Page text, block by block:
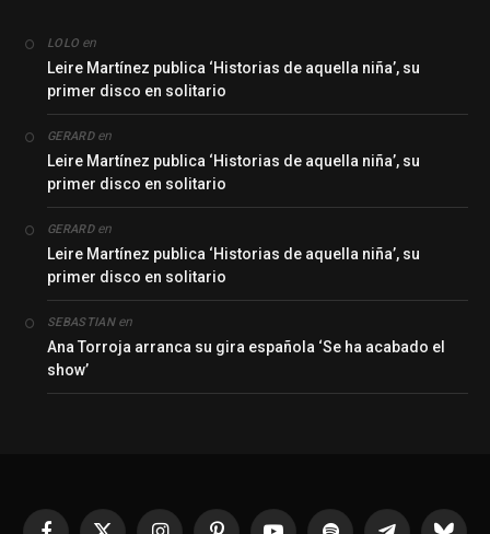
LOLO en
Leire Martínez publica ‘Historias de aquella niña’, su
primer disco en solitario
GERARDen
Leire Martínez publica ‘Historias de aquella niña’, su
primer disco en solitario
GERARDen
Leire Martínez publica ‘Historias de aquella niña’, su
primer disco en solitario
SEBASTIANen
Ana Torroja arranca su gira española ‘Se ha acabado el
show’